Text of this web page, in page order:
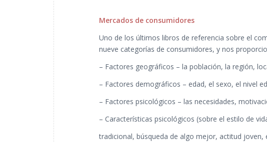
Mercados de consumidores
Uno de los últimos libros de referencia sobre el
nueve categorías de consumidores, y nos
– Factores geográficos – la población, la región,
– Factores demográficos – edad, el sexo, el nivel
– Factores psicológicos – las necesidades,
– Características psicológicos (sobre el estilo de
tradicional, búsqueda de algo mejor, actitud